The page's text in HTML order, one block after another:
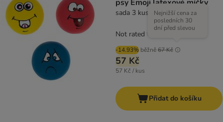
psy Emoji latexové míčky
sada 3 kusů (Ø 5 cm každý)
-14.93% běžně67 Kč
Nejnižší cena za
posledních 30
dní před slevou
57 Kč
57 Kč / kus
Not rated
Přidat do košíku